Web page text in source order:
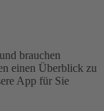
brauchen
einen Überblick zu
App für Sie